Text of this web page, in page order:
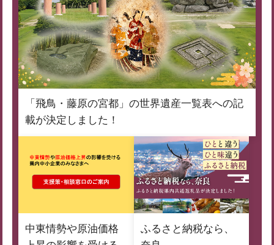
「飛鳥・藤原の宮都」の世界遺産一覧表への記
載が決定しました！
中東情勢や原油価格
ふるさと納税なら、